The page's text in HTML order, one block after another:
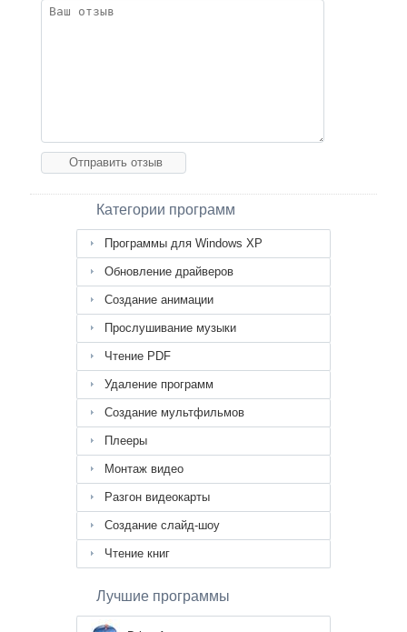
Категории программ
Программы для Windows XP
Обновление драйверов
Создание анимации
Прослушивание музыки
Чтение PDF
Удаление программ
Создание мультфильмов
Плееры
Монтаж видео
Разгон видеокарты
Создание слайд-шоу
Чтение книг
Лучшие программы